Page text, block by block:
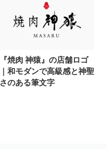
『焼肉 神猿』の店舗ロゴ
｜和モダンで高級感と神聖
さのある筆文字